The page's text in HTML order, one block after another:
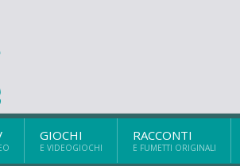
GIOCHI
E VIDEOGIOCHI
RACCONTI
E FUMETTI ORIGINALI